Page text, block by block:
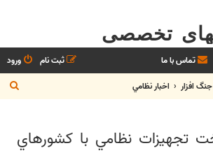
تخصصی
تماس با ما ورود
ثبت نام
افزار اخبار نظامي
س
تجهيزات نظامي با كشورهاي